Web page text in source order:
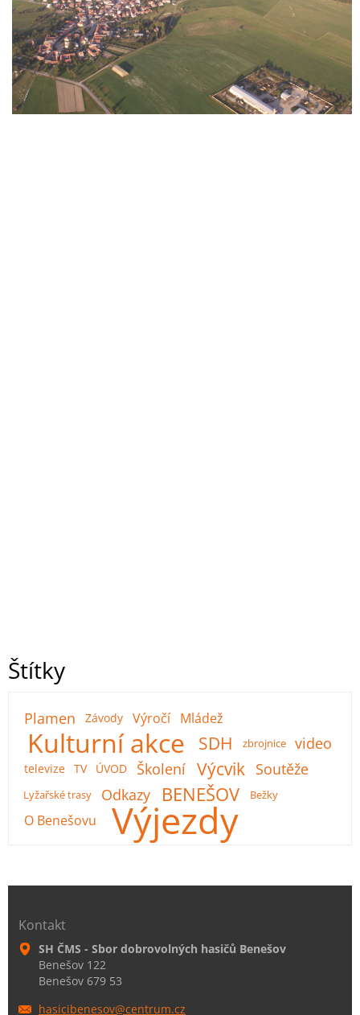
Štítky
Plamen Závody Výročí Mládež
Kulturní akce SDH zbrojnice video
televize TV ÚVOD Školení Výcvik Soutěže
Lyžařské trasy Odkazy BENEŠOV Bežky
O Benešovu Výjezdy
Kontakt
SH ČMS - Sbor dobrovolných hasičů Benešov
Benešov 122
Benešov 679 53
hasicibenesov@centrum.cz